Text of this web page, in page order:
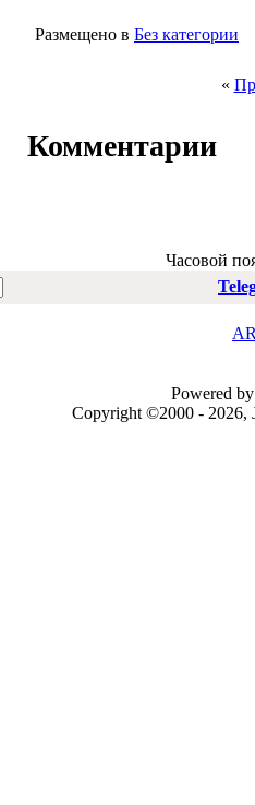
Размещено в Без категории
«
Комментарии
Часовой
Powered
Copyright ©2000 - 2026,